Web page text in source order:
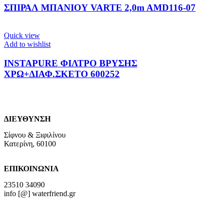
ΣΠΙΡΑΛ ΜΠΑΝΙΟΥ VARTE 2,0m AMD116-07
Quick view
Add to wishlist
INSTAPURE ΦΙΛΤΡΟ ΒΡΥΣΗΣ
ΧΡΩ+ΔΙΑΦ.ΣΚΕΤΟ 600252
ΔΙΕΥΘΥΝΣΗ
Σίφνου & Ξιφιλίνου
Κατερίνη, 60100
ΕΠΙΚΟΙΝΩΝΙΑ
23510 34090
info [@] waterfriend.gr